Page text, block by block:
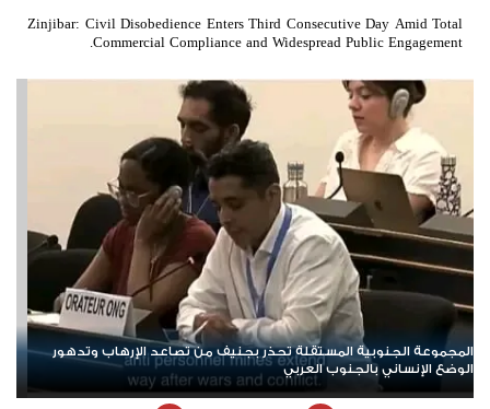
Zinjibar: Civil Disobedience Enters Third Consecutive Day Amid Total
Commercial Compliance and Widespread Public Engagement.
المجلس الانتقالي والجالية الجنوبية يختتمان سلسلة لقاءات في
الكونغرس الأمريكي